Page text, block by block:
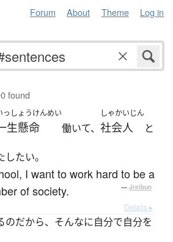
Forum About Theme Log in
found
っしょうけんめい
生懸命 働いて、
しゃかいじん
社会人 と
したい。
I want to work hard to be a
of society.
— Jreibun
Details ▸
のだから、そんなに自分で自分を